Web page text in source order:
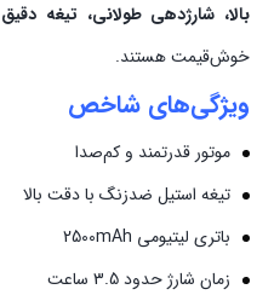
بالا، شارژدهی طولانی، تیغه
خوش‌قیمت هستند.
ویژگی‌های شاخص
موتور قدرتمند و کم‌صدا
تیغه استیل ضدزنگ با دقت بالا
باتری لیتیومی 2500mAh
زمان شارژ حدود 3.5 ساعت